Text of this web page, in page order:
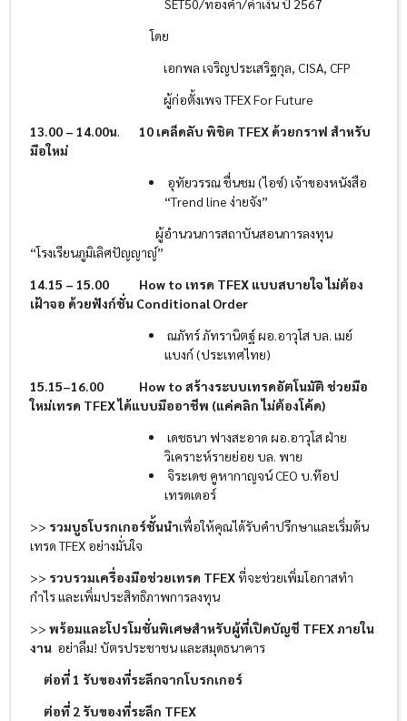
SET50/ทองคำ/ค่าเงิน ปี 2567
โดย
เอกพล เจริญประเสริฐกุล, CISA, CFP
ผู้ก่อตั้งเพจ TFEX For Future
13.00 – 14.00น. 10 เคล็ดลับ พิชิต TFEX ด้วยกราฟ สำหรับ
มือใหม่
อุทัยวรรณ ชื่นชม (ไอซ์) เจ้าของหนังสือ
“Trend line ง่ายจัง”
ผู้อำนวนการสถาบันสอนการลงทุน
“โรงเรียนภูมิเลิศปัญญาญ์”
14.15 – 15.00How to เทรด TFEX แบบสบายใจไม่ต้อง
เฝ้าจอ ด้วยฟังก์ชั่น Conditional Order
ณภัทร์ ภัทรานิตฐ์ ผอ.อาวุโส บล. เมย์
แบงก์ (ประเทศไทย)
15.15–16.00How to สร้างระบบเทรดอัตโนมัติ ช่วยมือ
ใหม่เทรด TFEXได้แบบมืออาชีพ (แค่คลิกไม่ต้องโค้ด)
เดชธนา ฟางสะอาด ผอ.อาวุโส ฝ่าย
วิเคราะห์รายย่อย บล. พาย​
จิระเดช คูหากาญจน์ CEO บ.ท๊อป
เทรดเดอร์
>> รวมบูธโบรกเกอร์ชั้นนำเพื่อให้คุณได้รับคำปรึกษาและเริ่มต้น
เทรด TFEX อย่างมั่นใจ
>> รวบรวมเครื่องมือช่วยเทรด TFEXที่จะช่วยเพิ่มโอกาสทำ
กำไร และเพิ่มประสิทธิภาพการลงทุน
>> พร้อมและโปรโมชั่นพิเศษสำหรับผู้ที่เปิดบัญชี TFEXภายใน
งานอย่าลืม! บัตรประชาชน และสมุดธนาคาร
ต่อที่ 1 รับของที่ระลึกจากโบรกเกอร์
ต่อที่ 2 รับของที่ระลึก TFEX